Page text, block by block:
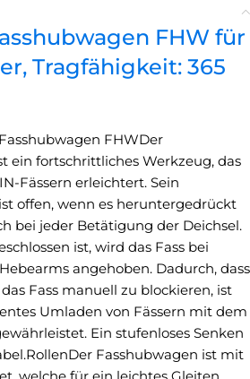
FHW für
Tragfähigkeit: 365
FHWDer
ein fortschrittliches Werkzeug, das
Fässern erleichtert. Sein
offen, wenn es heruntergedrückt
bei jeder Betätigung der Deichsel.
ist, wird das Fass bei
angehoben. Dadurch, dass
Fass manuell zu blockieren, ist
Umladen von Fässern mit dem
Ein stufenloses Senken
Fasshubwagen ist mit